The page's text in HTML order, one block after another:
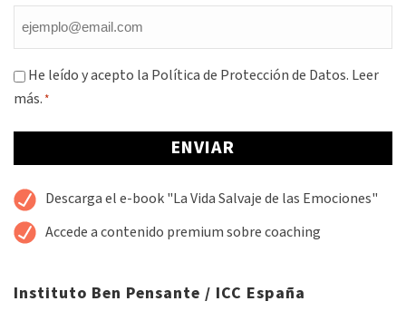
Consentimiento
*
He leído y acepto la Política de Protección de Datos. Leer
más.*
Alternative:
Descarga el e-book "La Vida Salvaje de las Emociones"
Accede a contenido premium sobre coaching
Instituto Ben Pensante / ICC España